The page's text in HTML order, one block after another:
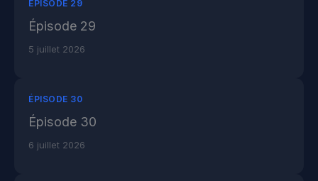
ÉPISODE 29
Épisode 29
5 juillet 2026
ÉPISODE 30
Épisode 30
6 juillet 2026